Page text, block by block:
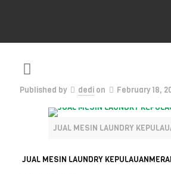
Published by dedi on February 18,
JUAL MESIN LAUNDRY
JUAL MESIN LAUNDRY